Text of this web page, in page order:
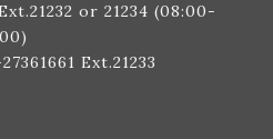
or 21234 (08:00-
Ext.21233